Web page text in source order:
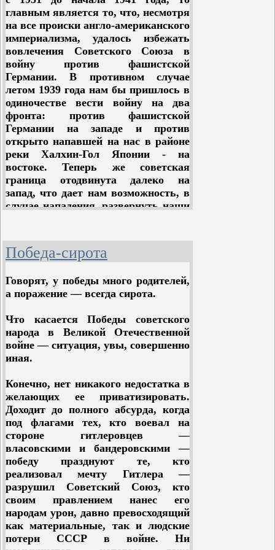
боеприпасов. Одними зимними
условиями войны никак нельзя
объяснить этот факт.
всеобщую коалицию против СССР,
вовлечь Великобританию и США в
эту коалицию, предварительно
запугав правящие круги этих стран
призраком революции, и полностью
изолировать таким образом нашу
страну от других держав. Немцы
знали, что их политика игры в
противоречия между классами
отдельных государств и между
этими государствами и Советской
страной уже дала свои результаты
во Франции, правители которой,
дав себя запугать призраком
революции, с перепугу положили
под ноги Гитлера свою родину,
отказавшись от сопротивления.
думали, что то же самое произойдет
с Великобританией и США.
Небезызвестный Гесс для того,
собственно, и был направлен в
Англию немецкими фашистами,
чтобы убедить английских
политиков примкнуть ко всеобщему
походу против СССР Но немцы
жестоко просчитались
Великобритания и США, несмотря
присоединились к походу немецко-
фашистских захватчиков против
СССР, а, наоборот, оказались в
одном лагере с СССР против
гитлеровской Германии. СССР не
только не оказался изолированным,
а, наоборот, приобрел новых
союзников в лице Великобритании,
США и других стран,
оккупированных немцами
Оказалось, что немецкая политика
игры в противоречия и в
запугивание призраком революции
исчерпала себя и уже не годится для
главным является то, что, несмотря
на все происки англо-американского
империализма, удалось избежать
вовлечения Советского Союза в
войну против фашистской
Германии. В противном случае
летом 1939 года нам бы пришлось в
одиночестве вести войну на два
фронта: против фашистской
Германии на западе и против
открыто напавшей на нас в районе
реки Халхин-Гол Японии - на
востоке. Теперь же советская
граница отодвинута далеко на
запад, что дает нам возможность, в
случае нападения, развернуть наши
важных центров страны. Разгром
же Японии на Халхин-Голе
пыл японских самураев, которые
заключили с нами договор о
Таким образом, заключение
договора о ненападении с Германией
было правильным политическим
необходимую передышку для более
лучшей подготовки страны к
обороне, позволил расколоть
направленный против нас
мюнхенский фронт империалистов
в лице Германии, Италии, Англии и
Франции и стоящих за их спинами
США. В результате общего похода
империалистических держав против
СССР не получилось. Это главный
результат.
Чем же объяснить то
Победа-сирота
Говорят, у победы много родителей,
а поражение — всегда сирота.
Что касается Победы советского
народа в Великой Отечественной
войне — ситуация, увы, совершенно
иная.
Конечно, нет никакого недостатка в
желающих ее приватизировать.
Доходит до полного абсурда, когда
под флагами тех, кто воевал на
стороне гитлеровцев —
власовскими и бандеровскими —
победу празднуют те, кто
реализовал мечту Гитлера —
разрушил Советский Союз, кто
своим правлением нанес его
народам урон, давно превосходящий
как материальные, так и людские
потери СССР в войне. Ни